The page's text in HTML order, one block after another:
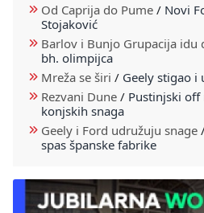
Od Caprija do Pume / Novi
Stojaković
Barlov i Bunjo Grupacija idu
bh. olimpijca
Mreža se širi / Geely stigao i
Rezvani Dune / Pustinjski
konjskih snaga
Geely i Ford udružuju snage
spas španske fabrike